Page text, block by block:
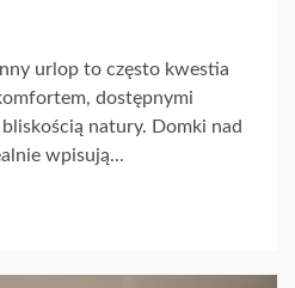
urlop to często kwestia
dostępnymi
natury. Domki nad
wpisują...